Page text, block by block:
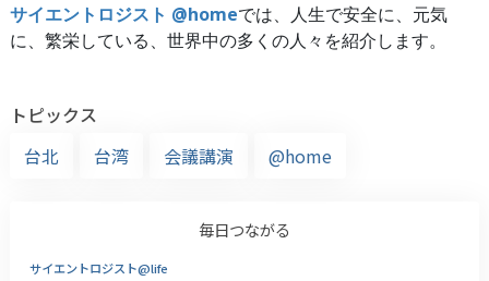
サイエントロジスト @homeでは、人生で安全に、元気
に、繁栄している、世界中の多くの人々を紹介します。
トピックス
台北
台湾 会議講演 @home
毎日つながる
サイエントロジスト@life